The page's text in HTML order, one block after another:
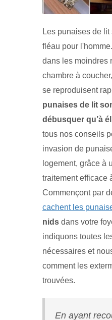
Les punaises de
fléau pour
dans les moindres
chambre à
se reproduisent
punaises de lit
débusquer qu’à
tous nos conseils
invasion de
logement, grâce à
traitement efficace
Commençont par
cachent les
nids dans votre
indiquons toutes
nécessaires et
comment les
trouvées.
En ayant